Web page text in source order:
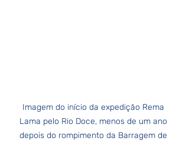
Imagem do início da expedição Rema
Lama pelo Rio Doce, menos de um ano
depois do rompimento da Barragem de